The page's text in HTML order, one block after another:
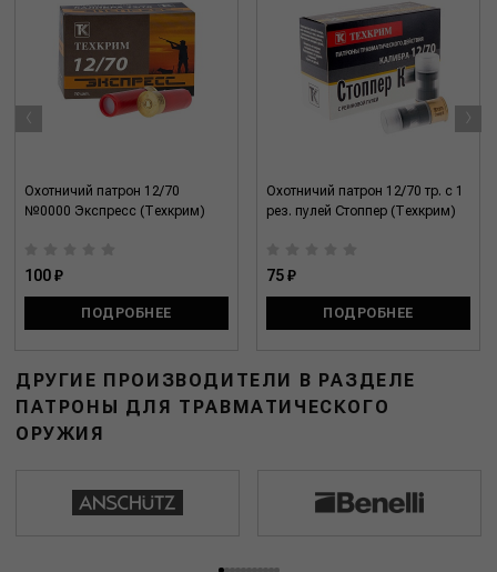
Охотничий патрон 12/70
№0000 Экспресс (Техкрим)
100 ₽
ПОДРОБНЕЕ
Охотничий патрон 12/70 тр. с 1
рез. пулей Стоппер (Техкрим)
75 ₽
ПОДРОБНЕЕ
‹ ›
ДРУГИЕ ПРОИЗВОДИТЕЛИ В РАЗДЕЛЕ
ПАТРОНЫ ДЛЯ ТРАВМАТИЧЕСКОГО
ОРУЖИЯ